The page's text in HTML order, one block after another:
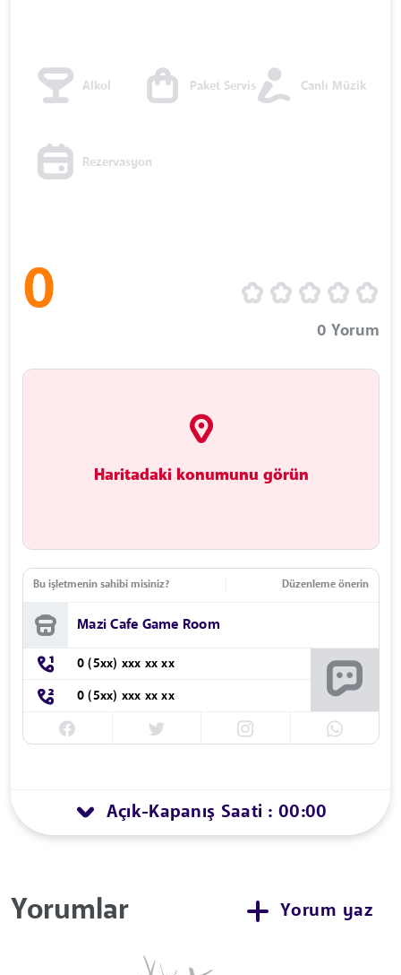
Alkol Paket Servis Canlı Müzik
Rezervasyon
0
0 Yorum
Haritadaki konumunu görün
Bu işletmenin sahibi misiniz? Düzenleme önerin
Mazi Cafe Game Room
0 (5xx) xxx xx xx
0 (5xx) xxx xx xx
Açık-Kapanış Saati : 00:00
Yorumlar Yorum yaz